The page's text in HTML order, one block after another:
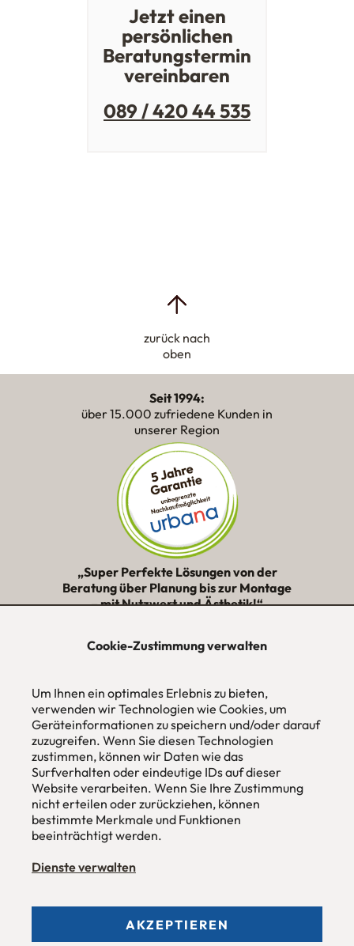
Cookie-Zustimmung verwalten
Um Ihnen ein optimales Erlebnis zu bieten,
verwenden wir Technologien wie Cookies, um
Geräteinformationen zu speichern und/oder darauf
zuzugreifen. Wenn Sie diesen Technologien
zustimmen, können wir Daten wie das
Surfverhalten oder eindeutige IDs auf dieser
Website verarbeiten. Wenn Sie Ihre Zustimmung
nicht erteilen oder zurückziehen, können
bestimmte Merkmale und Funktionen
beeinträchtigt werden.
Dienste verwalten
AKZEPTIEREN
Jetzt einen
persönlichen
Beratungstermin
vereinbaren
089 / 420 44 535
zurück nach
oben
Seit 1994:
über 15.000 zufriedene Kunden in
unserer Region
„Super Perfekte Lösungen von der
Beratung über Planung bis zur Montage
– mit Nutzwert und Ästhetik!“
Individuelles Wohndesign
ohne Mehrpreis nach Maß
Hans Pinsel-Str. 1
im DreierHaus
85540Haar / München
089 / 420 44 535
Fax
089 / 456 00 646
E-Mail
mail@urbana-moebel.de
Öffnungszeiten des
Montag bis Freitag 09:30 — 18:30 Uhr
Samstag 09:30 -16:00 Uhr
Allgemeine Geschäftsbedingungen (AGB)